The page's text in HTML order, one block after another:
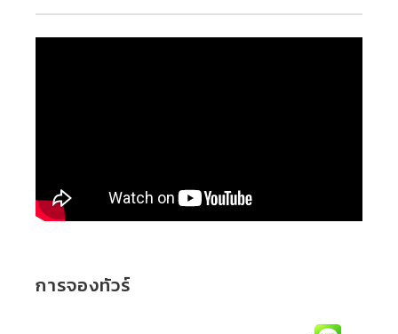
การจองทัวร์